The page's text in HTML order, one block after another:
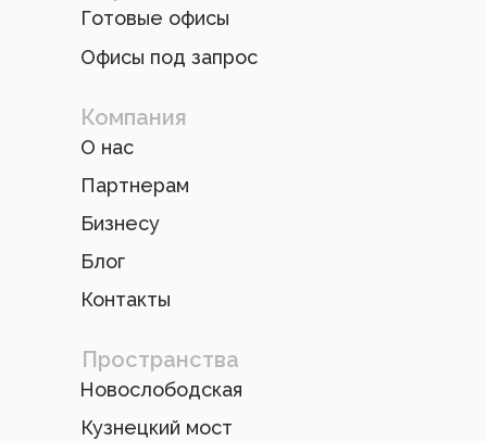
Пространства
Готовые офисы
Офисы под запрос
Кузнецкий мост
Компания
О нас
Партнерам
Бизнесу
Блог
Контакты
Новослободская